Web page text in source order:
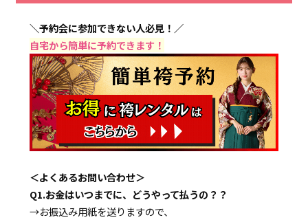
＼予約会に参加できない人必見！／
自宅から簡単に予約できます！
＜よくあるお問い合わせ＞
Q1.お金はいつまでに、どうやって払うの？？
→お振込み用紙を送りますので、